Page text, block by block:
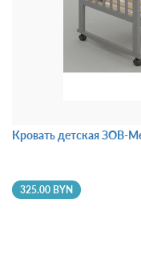
Кровать детская ЗОВ-
325.00 BYN